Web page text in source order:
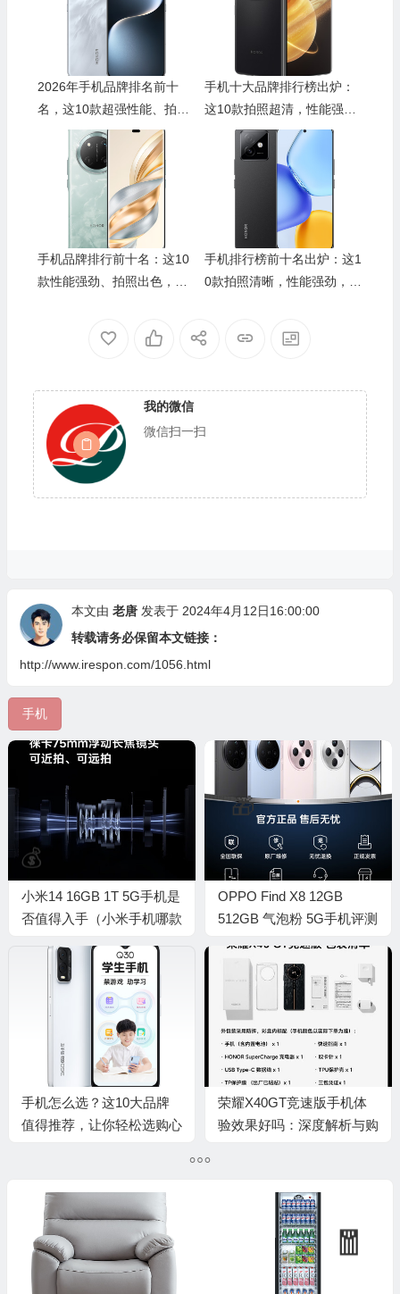
2026年手机品牌排名前十
名，这10款超强性能、拍照
��器，使用体验绝对满意
手机十大品牌排行榜出炉：
这10款拍照超清，性能强
劲，值得入手
手机品牌排行前十名：这10
款性能强劲、拍照出色，值
手机排行榜前十名出炉：这1
0款拍照清晰，性能强劲，值
我的微信
微信扫一扫
本文由 老唐发表于 2024年4月12日16:00:00
转载请务必保留本文链接：
http://www.irespon.com/1056.html
手机
小米14 16GB 1T 5G手机是
否值得入手（小米手机哪款
OPPO Find X8 12GB
512GB 气泡粉 5G手机评测
屏密码该怎么办）
手机怎么选？这10大品牌
值得推荐，让你轻松选购心
荣耀X40GT竞速版手机体
验效果好吗：深度解析与购